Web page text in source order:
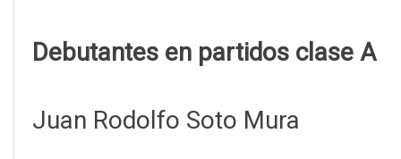
Debutantes en partidos clase A
Juan Rodolfo Soto Mura